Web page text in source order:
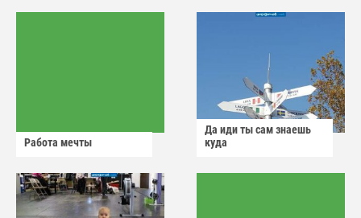
Работа мечты
Да иди ты сам знаешь
куда